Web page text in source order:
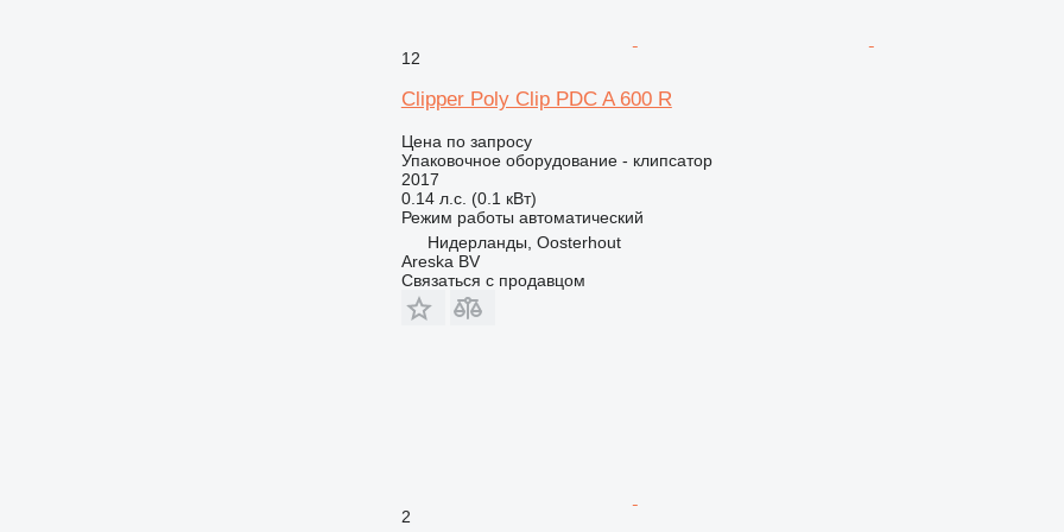
12
Clipper Poly Clip PDC A 600 R
Цена по запросу
Упаковочное оборудование - клипсатор
2017
0.14 л.с. (0.1 кВт)
Режим работы автоматический
Нидерланды, Oosterhout
Areska BV
Связаться с продавцом
2